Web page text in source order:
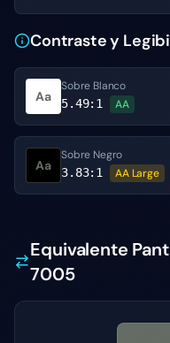
Contraste y
Aa
Sobre Blanco
5.49:1 AA
Aa
Sobre Negro
3.83:1 AA Large
Equivalente
7005